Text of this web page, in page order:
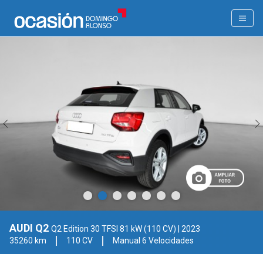
AUDI Q2 Q2 Edition 30 TFSI 81 kW (110 CV) | 2023
35260 km
110 CV Manual 6 Velocidades